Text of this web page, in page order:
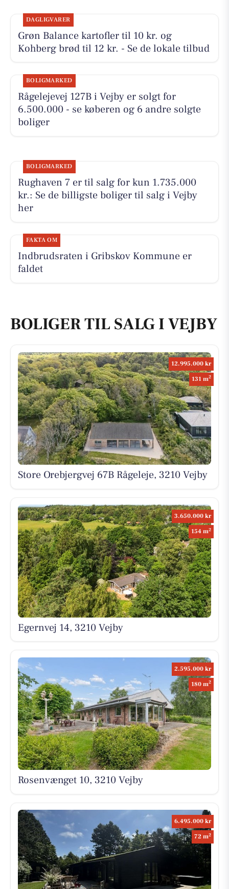
DAGLIGVARER
Grøn Balance kartofler til 10 kr. og
Kohberg brød til 12 kr. - Se de lokale tilbud
BOLIGMARKED
Rågelejevej 127B i Vejby er solgt for
6.500.000 - se køberen og 6 andre solgte
boliger
BOLIGMARKED
Rughaven 7 er til salg for kun 1.735.000
kr.: Se de billigste boliger til salg i Vejby
her
FAKTA OM
Indbrudsraten i Gribskov Kommune er
faldet
BOLIGER TIL SALG I VEJBY
12.995.000 kr
131 m2
Store Orebjergvej 67B Rågeleje, 3210 Vejby
3.650.000 kr
154 m2
Egernvej 14, 3210 Vejby
2.595.000 kr
180 m2
Rosenvænget 10, 3210 Vejby
6.495.000 kr
72 m2